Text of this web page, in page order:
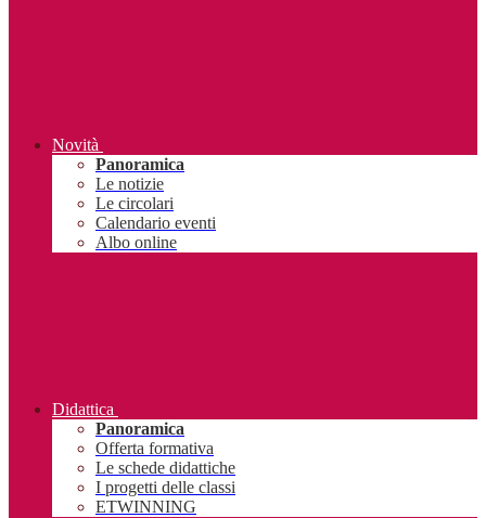
Novità
Panoramica
Le notizie
Le circolari
Calendario eventi
Albo online
Didattica
Panoramica
Offerta formativa
Le schede didattiche
I progetti delle classi
ETWINNING